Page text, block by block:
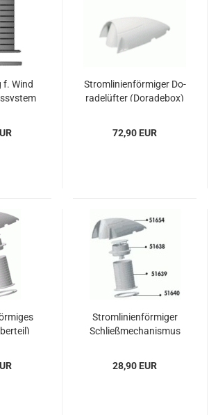
f. Wind
Strom­li­ni­en­för­mi­ger Do­
ra­de­lüf­ter (Do­ra­de­box)
72,90 EUR
Strom­li­ni­en­för­mi­ger
Schließ­me­cha­nis­mus
28,90 EUR